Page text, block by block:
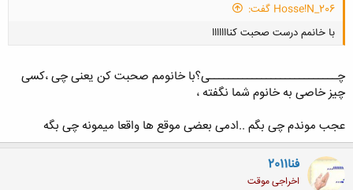
Hosse!N_206 گفت:
با خانمم درست صحبت کنااااااا
کلیک کنید تا باز شود...
چـــــــــــــــــــــــــــی؟با خانومم صحبت کن یعنی چی ،کسی
چیز خاصی به خانوم شما نگفته ،
عجب موندم چی بگم ..ادمی بعضی موقع ها واقعا میمونه چی بگه
فنا2011
اخراجی موقت